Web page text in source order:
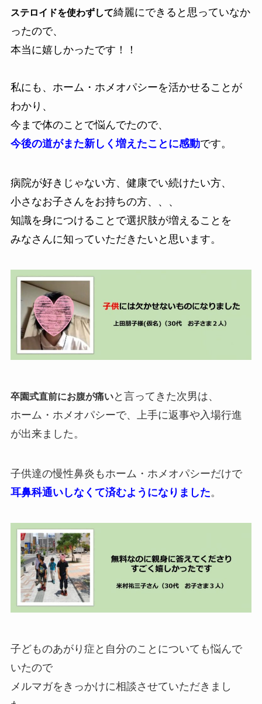
ステロイドを使わずして綺麗にできると思っていなか
ったので、
本当に嬉しかったです！！
私にも、ホーム・ホメオパシーを活かせることが
わかり、
今まで体のことで悩んでたので、
今後の道がまた新しく増えたことに感動です。
病院が好きじゃない方、健康でい続けたい方、
小さなお子さんをお持ちの方、、、
知識を身につけることで選択肢が増えることを
みなさんに知っていただきたいと思います。
卒園式直前にお腹が痛いと言ってきた次男は、
ホーム・ホメオパシーで、上手に返事や入場行進
が出来ました。
子供達の慢性鼻炎もホーム・ホメオパシーだけで
耳鼻科通いしなくて済むようになりました。
子どものあがり症と自分のことについても悩んで
いたので
メルマガをきっかけに相談させていただきまし